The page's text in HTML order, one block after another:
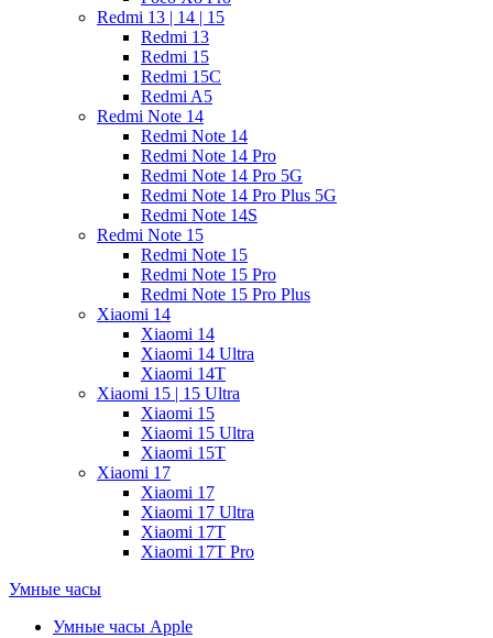
Redmi 13 | 14 | 15
Redmi 13
Redmi 15
Redmi 15C
Redmi A5
Redmi Note 14
Redmi Note 14
Redmi Note 14 Pro
Redmi Note 14 Pro 5G
Redmi Note 14 Pro Plus 5G
Redmi Note 14S
Redmi Note 15
Redmi Note 15
Redmi Note 15 Pro
Redmi Note 15 Pro Plus
Xiaomi 14
Xiaomi 14
Xiaomi 14 Ultra
Xiaomi 14T
Xiaomi 15 | 15 Ultra
Xiaomi 15
Xiaomi 15 Ultra
Xiaomi 15T
Xiaomi 17
Xiaomi 17
Xiaomi 17 Ultra
Xiaomi 17T
Xiaomi 17T Pro
Умные часы
Умные часы Apple